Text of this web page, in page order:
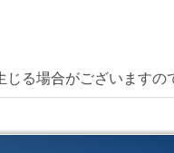
ら
る場合がございますの